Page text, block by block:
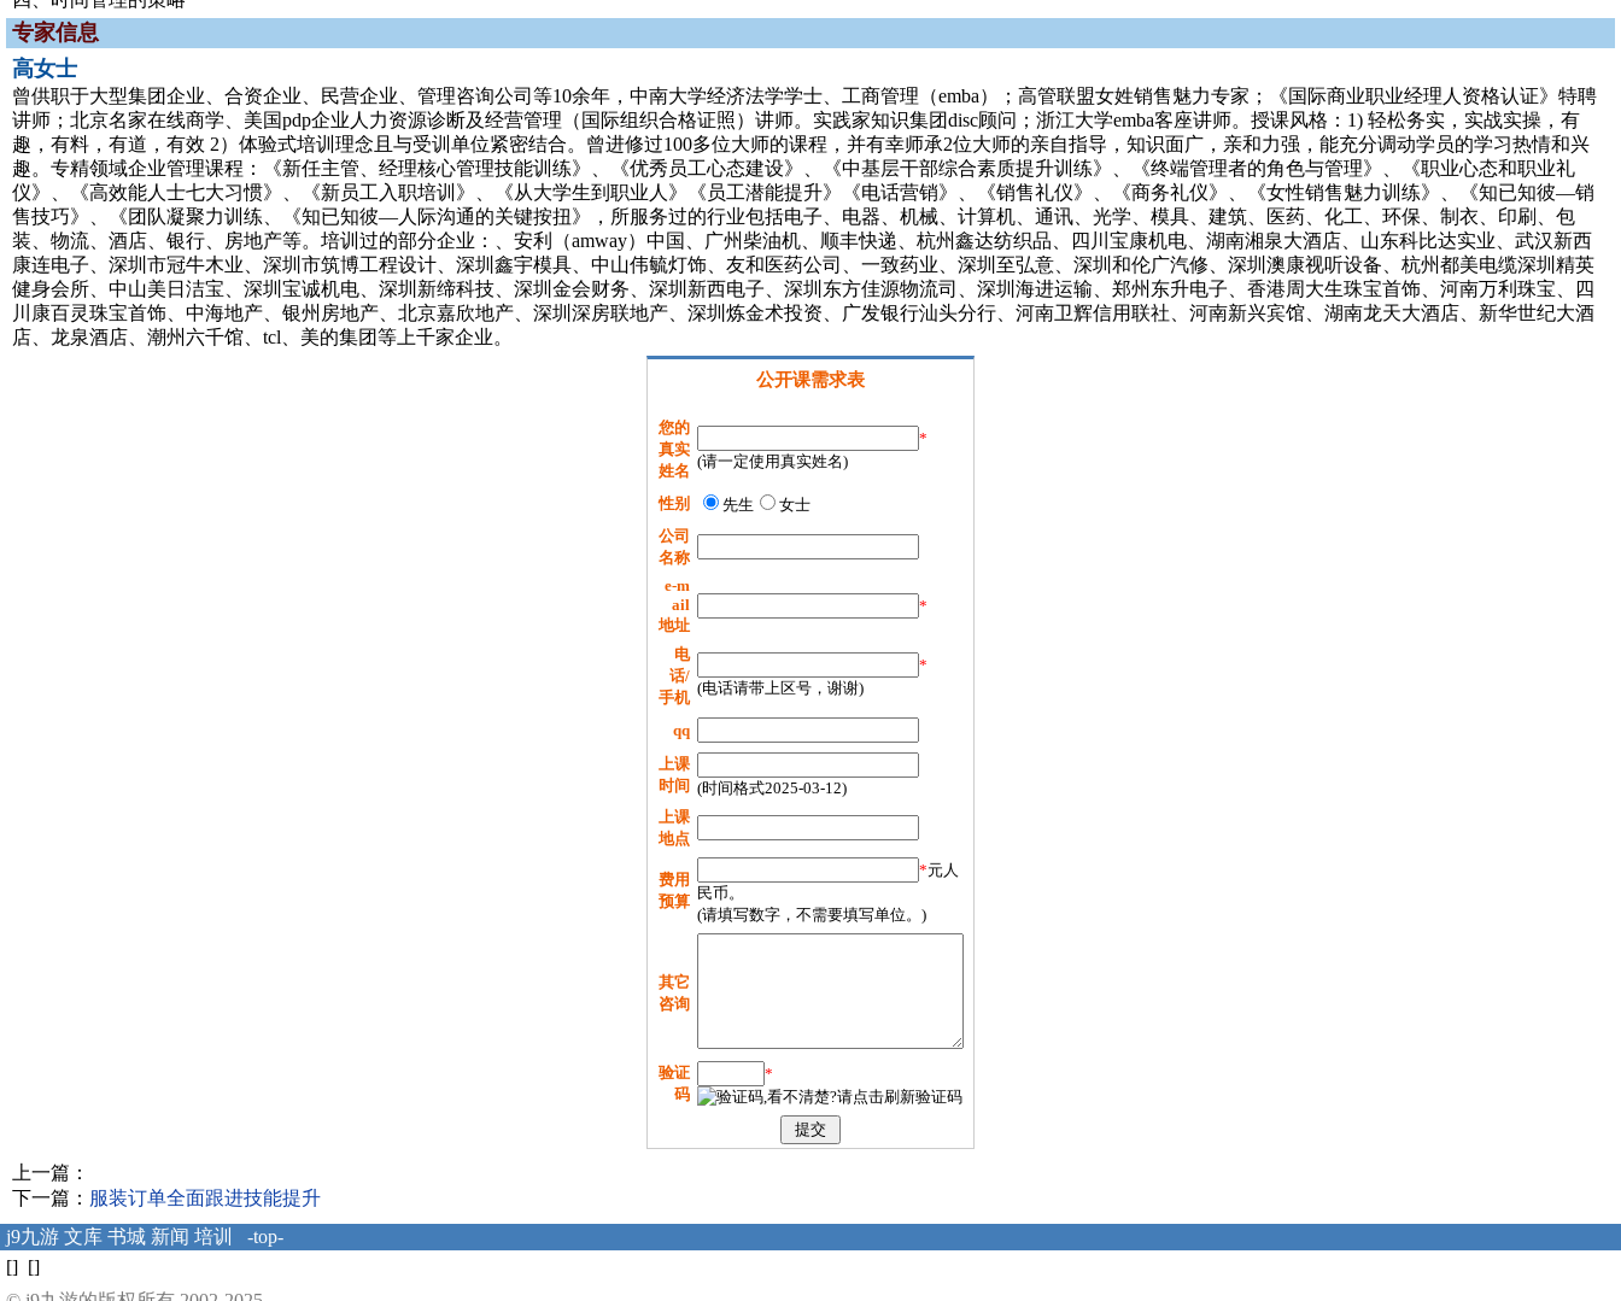
专家信息
高女士
曾供职于大型集团企业、合资企业、民营企业、管理咨询公司等10余年，中南大学经济法学学士、工商管理（emba）；高管联盟女姓销售魅力专家；《国际商业职业经理人资格认证》特聘
讲师；北京名家在线商学、美国pdp企业人力资源诊断及经营管理（国际组织合格证照）讲师。实践家知识集团disc顾问；浙江大学emba客座讲师。授课风格：1) 轻松务实，实战实操，有
趣，有料，有道，有效 2）体验式培训理念且与受训单位紧密结合。曾进修过100多位大师的课程，并有幸师承2位大师的亲自指导，知识面广，亲和力强，能充分调动学员的学习热情和兴
趣。专精领域企业管理课程：《新任主管、经理核心管理技能训练》、《优秀员工心态建设》、《中基层干部综合素质提升训练》、《终端管理者的角色与管理》、《职业心态和职业礼
仪》、《高效能人士七大习惯》、《新员工入职培训》、《从大学生到职业人》《员工潜能提升》《电话营销》、《销售礼仪》、《商务礼仪》、《女性销售魅力训练》、《知已知彼—销
售技巧》、《团队凝聚力训练、《知已知彼—人际沟通的关键按扭》，所服务过的行业包括电子、电器、机械、计算机、通讯、光学、模具、建筑、医药、化工、环保、制衣、印刷、包
装、物流、酒店、银行、房地产等。培训过的部分企业：、安利（amway）中国、广州柴油机、顺丰快递、杭州鑫达纺织品、四川宝康机电、湖南湘泉大酒店、山东科比达实业、武汉新西
康连电子、深圳市冠牛木业、深圳市筑博工程设计、深圳鑫宇模具、中山伟毓灯饰、友和医药公司、一致药业、深圳至弘意、深圳和伦广汽修、深圳澳康视听设备、杭州都美电缆深圳精英
健身会所、中山美日洁宝、深圳宝诚机电、深圳新缔科技、深圳金会财务、深圳新西电子、深圳东方佳源物流司、深圳海进运输、郑州东升电子、香港周大生珠宝首饰、河南万利珠宝、四
川康百灵珠宝首饰、中海地产、银州房地产、北京嘉欣地产、深圳深房联地产、深圳炼金术投资、广发银行汕头分行、河南卫辉信用联社、河南新兴宾馆、湖南龙天大酒店、新华世纪大酒
店、龙泉酒店、潮州六千馆、tcl、美的集团等上千家企业。
公开课需求表
您的
真实
姓名
*
(请一定使用真实姓名)
性别 先生
女士
公司
名称
e-m
ail
地址
*
电
话/
手机
*
(电话请带上区号，谢谢)
qq
上课
时间 (时间格式2025-03-12)
上课
地点
费用
预算
*元人
民币。
(请填写数字，不需要填写单位。)
其它
咨询
验证
码
*
上一篇：
下一篇： 服装订单全面跟进技能提升
j9九游 文库 书城 新闻 培训
-top-
[] []